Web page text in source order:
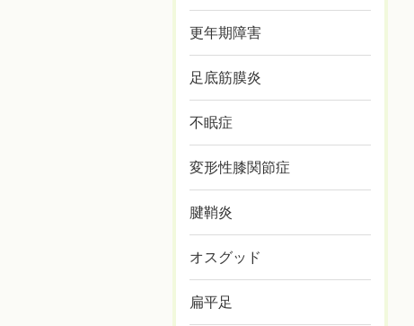
更年期障害
足底筋膜炎
不眠症
変形性膝関節症
腱鞘炎
オスグッド
扁平足